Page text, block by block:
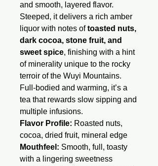
and smooth, layered flavor.
Steeped, it delivers a rich amber
liquor with notes oftoasted nuts,
dark cocoa, stone fruit, and
sweet spice, finishing with a hint
of minerality unique to the rocky
terroir of the Wuyi Mountains.
Full-bodied and warming, it’s a
tea that rewards slow sipping and
multiple infusions.
Flavor Profile: Roasted nuts,
cocoa, dried fruit, mineral edge
Mouthfeel: Smooth, full, toasty
with a lingering sweetness